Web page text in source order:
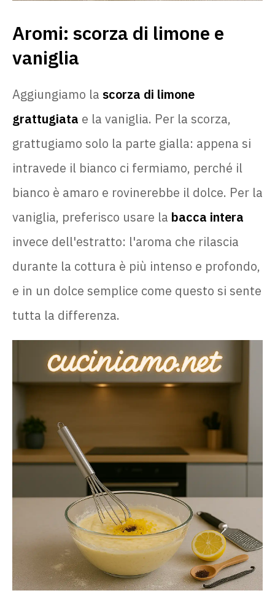
Aromi: scorza di limone e
vaniglia
Aggiungiamo la scorza di limone
grattugiata e la vaniglia. Per la scorza,
grattugiamo solo la parte gialla: appena si
intravede il bianco ci fermiamo, perché il
bianco è amaro e rovinerebbe il dolce. Per la
vaniglia, preferisco usare la bacca intera
invece dell'estratto: l'aroma che rilascia
durante la cottura è più intenso e profondo,
e in un dolce semplice come questo si sente
tutta la differenza.